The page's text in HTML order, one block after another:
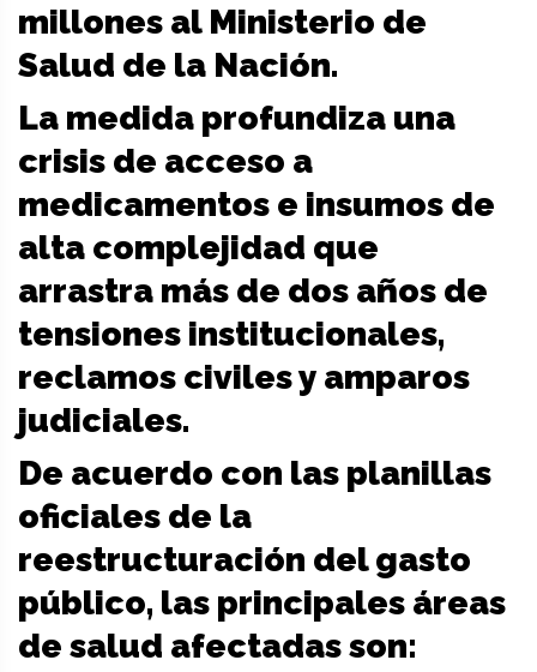
millones al Ministerio de
Salud de la Nación.
La medida profundiza una
crisis de acceso a
medicamentos e insumos de
alta complejidad que
arrastra más de dos años de
tensiones institucionales,
reclamos civiles y amparos
judiciales.
De acuerdo con las planillas
oficiales de la
reestructuración del gasto
público, las principales áreas
de salud afectadas son: